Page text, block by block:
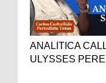
ANALITICA
ULYSSES